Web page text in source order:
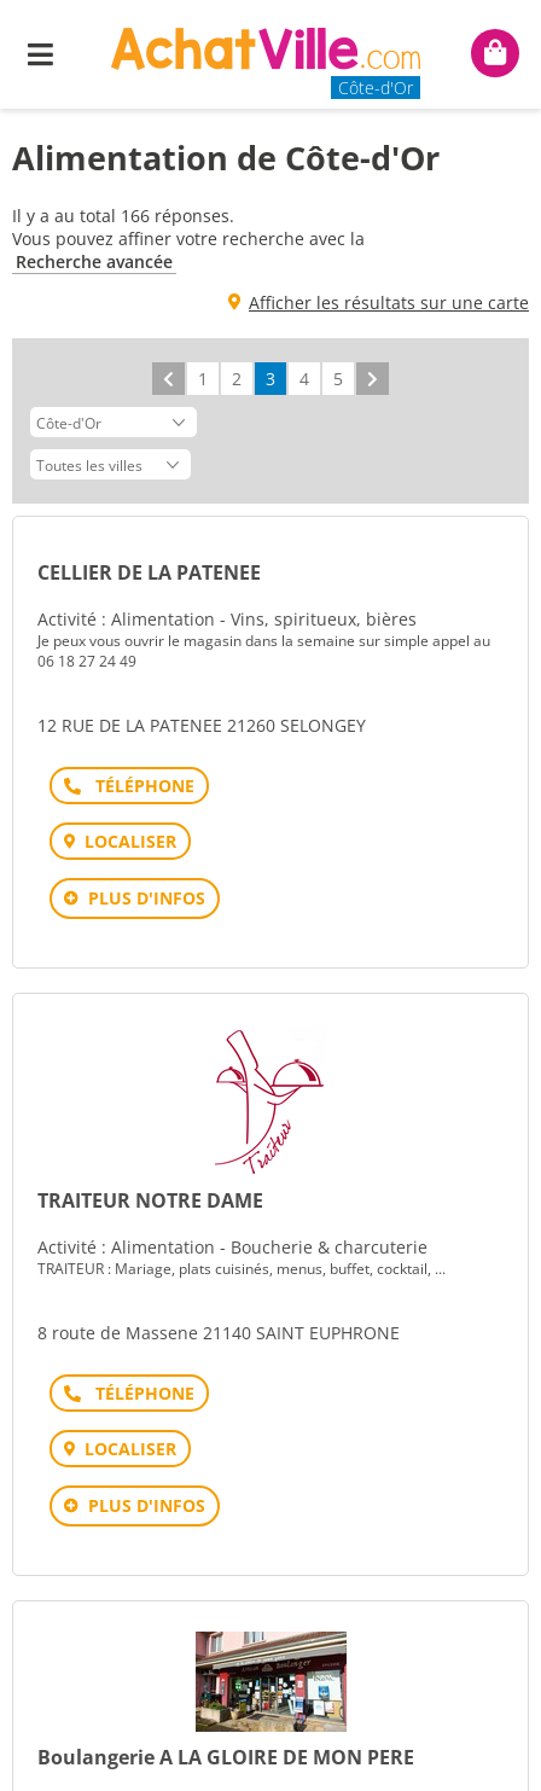
Menu
Côte-d'Or
Mon
Alimentation de Côte-d'Or
Il y a au total 166 réponses.
Vous pouvez affiner votre recherche avec la
Recherche avancée
Afficher les résultats sur une carte
Précédent
1 2 3 4 5
CELLIER DE LA PATENEE
Activité : Alimentation - Vins, spiritueux, bières
Je peux vous ouvrir le magasin dans la semaine sur simple appel au
06 18 27 24 49
12 RUE DE LA PATENEE 21260 SELONGEY
Téléphone
LOCALISER
PLUS D'INFOS
TRAITEUR NOTRE DAME
Activité : Alimentation - Boucherie & charcuterie
TRAITEUR : Mariage, plats cuisinés, menus, buffet, cocktail, ...
8 route de Massene 21140 SAINT EUPHRONE
Téléphone
LOCALISER
PLUS D'INFOS
Boulangerie A LA GLOIRE DE MON PERE